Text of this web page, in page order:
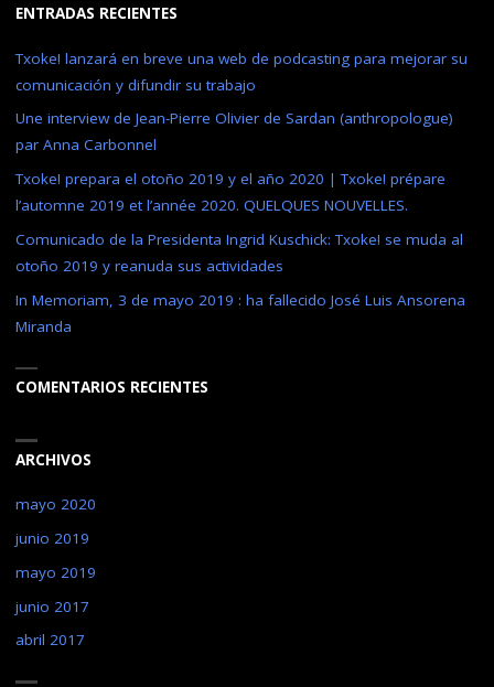
JUNIO
2017)"
ENTRADAS RECIENTES
Txoke! lanzará en breve una web de podcasting para mejorar su
comunicación y difundir su trabajo
Une interview de Jean-Pierre Olivier de Sardan (anthropologue)
par Anna Carbonnel
Txoke! prepara el otoño 2019 y el año 2020 | Txoke! prépare
l’automne 2019 et l’année 2020. QUELQUES NOUVELLES.
Comunicado de la Presidenta Ingrid Kuschick: Txoke! se muda al
otoño 2019 y reanuda sus actividades
In Memoriam, 3 de mayo 2019 : ha fallecido José Luis Ansorena
Miranda
COMENTARIOS RECIENTES
ARCHIVOS
mayo 2020
junio 2019
mayo 2019
junio 2017
abril 2017